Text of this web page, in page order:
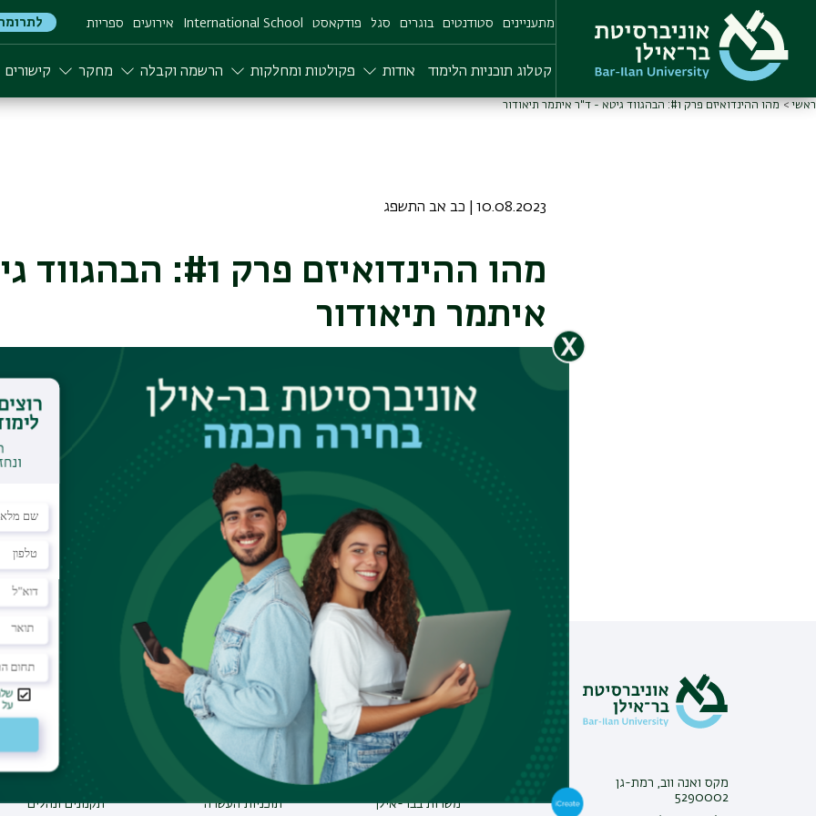
main
content
מתעניינים סטודנטים בוגרים סגל פודקאסט International School אירועים ספריות
קטלוג תוכניות הלימוד אודות פקולטות ומחלקות הרשמה וקבלה מחקר קישורים
ראשי מהו ההינדואיזם פרק #1: הבהגווד גיטא - ד"ר איתמר תיאודור
10.08.2023 | כב אב התשפג
מהו ההינדואיזם פרק
איתמר תיאודור
איתמר תיאודור מהתוכנית הרב-תחומית במדעי הרוח מספר על
החשובה ועורך היכרות עם הבהגווד גיטה וטקסטים נוספים בקאנון ההינדי.
מקס ואנה ווב, רמת-גן
5290002
מידע וסיוע
צור קשר
אינ-בר מידע אישי לסטודנט
פנייה למנהל האתר
משרות בבר-אילן
תחומי לימוד
תואר ראשון
תואר שני
תואר שלישי
מכינות
תוכניות העשרה
תקנות וביקורת
מבקר האוניברסיטה
החוק למניעת
תקנונים ונהלים